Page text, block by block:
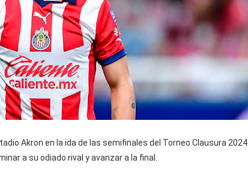
Akron en la ida de las semifinales del Torneo Clausura 2024
a su odiado rival y avanzar a la final.